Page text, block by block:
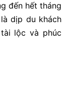
đến hết tháng
dịp du khách
lộc và phúc